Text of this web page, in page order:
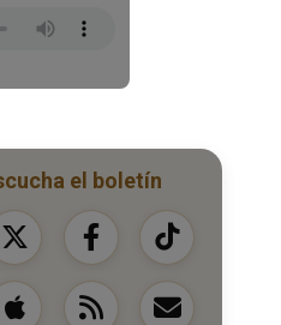
el boletín